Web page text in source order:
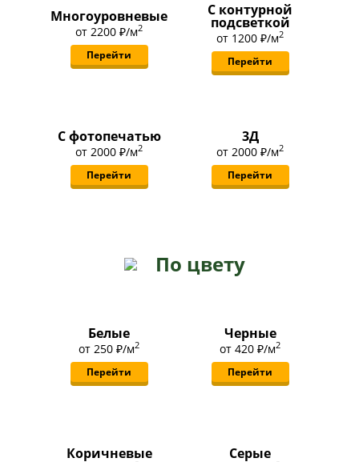
Многоуровневые
от 2200 ₽/м2
Перейти
С контурной
подсветкой
от 1200 ₽/м2
Перейти
С фотопечатью
от 2000 ₽/м2
Перейти
3Д
от 2000 ₽/м2
Перейти
По цвету
Белые
от 250 ₽/м2
Перейти
Черные
от 420 ₽/м2
Перейти
Коричневые Серые